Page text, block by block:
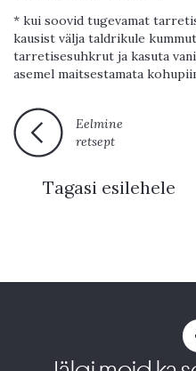
* kui soovid tugevamat
kausist välja taldrikule
tarretisesuhkrut ja kasuta
asemel maitsestamata
Eelmine
retsept
Tagasi esilehele